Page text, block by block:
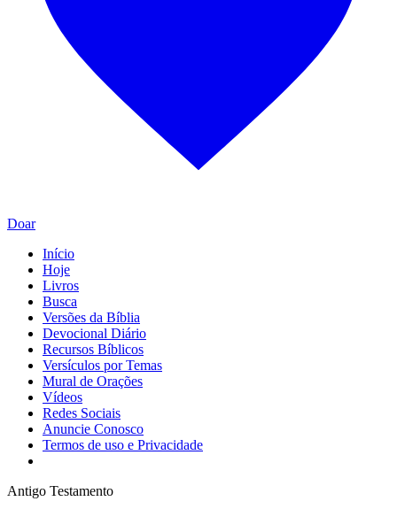
Doar
Início
Hoje
Livros
Busca
Versões da Bíblia
Devocional Diário
Recursos Bíblicos
Versículos por Temas
Mural de Orações
Vídeos
Redes Sociais
Anuncie Conosco
Termos de uso e Privacidade
Antigo Testamento